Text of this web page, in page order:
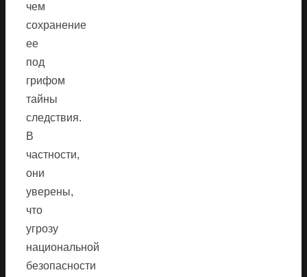
чем
сохранение
ее
под
грифом
тайны
следствия.
В
частности,
они
уверены,
что
угрозу
национальной
безопасности